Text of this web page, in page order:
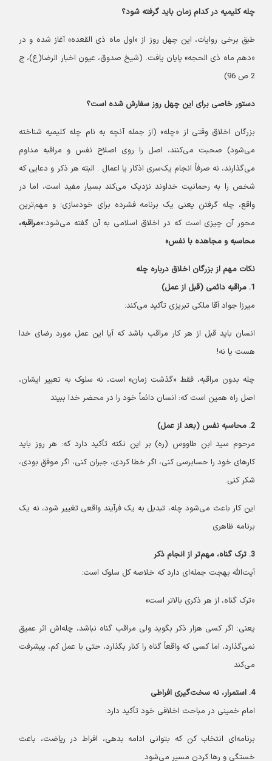
چله کلیمیه در کدام زمان باید گرفته شود؟
طبق برخی روایات، این چهل روز از «اول ماه ذی القعده» آغاز شده و در
«دهم ماه ذی الحجه» پایان یافت. (شیخ صدوق، عیون اخبار الرضا(ع)، ج
دستور خاصی برای این چهل روز سفارش شده است؟
بزرگان اخلاق وقتی از «چله» (از جمله آنچه به نام چله کلیمیه شناخته
می‌شود) صحبت می‌کنند، اصل را روی اصلاح نفس و مراقبه مداوم
می‌گذارند، نه صرفاً انجام یک‌سری اذکار یا اعمال . البته هر ذکر و دعایی که
شخص را به رحمانیت خداوند نزدیک می‌کند بسیار مفید است، اما در
واقع، چله گرفتن یعنی یک برنامه فشرده برای خودسازی؛ و مهم‌ترین
محور آن چیزی است که در اخلاق اسلامی به آن گفته می‌شود:«مراقبه،
محاسبه و مجاهده با نفس»
نکات مهم از بزرگان اخلاق درباره چله
میرزا جواد آقا ملکی تبریزی تأکید می‌کند:
انسان باید قبل از هر کار مراقب باشد که آیا این عمل مورد رضای خدا
هست یا نه!
چله بدون مراقبه، فقط «گذشت زمان» است، نه سلوک‌ به تعبیر ایشان،
اصل راه همین است که: انسان دائماً خود را در محضر خدا ببیند
مرحوم سید ابن طاووس (ره) بر این نکته تأکید دارد که: هر روز باید
کارهای خود را حسابرسی کنی، اگر خطا کردی، جبران کنی، اگر موفق بودی،
شکر کنی.
این کار باعث می‌شود چله، تبدیل به یک فرآیند واقعی تغییر شود، نه یک
برنامه ظاهری
آیت‌الله بهجت جمله‌ای دارد که خلاصه کل سلوک است:
«ترک گناه، از هر ذکری بالاتر است»
یعنی: اگر کسی هزار ذکر بگوید ولی مراقب گناه نباشد، چله‌اش اثر عمیق
نمی‌گذارد، اما کسی که واقعاً گناه را کنار بگذارد، حتی با عمل کم، پیشرفت
می‌کند
امام خمینی در مباحث اخلاقی خود تأکید دارد:
برنامه‌ای انتخاب کن که بتوانی ادامه بدهی، افراط در ریاضت، باعث
خستگی و رها کردن مسیر می‌شود